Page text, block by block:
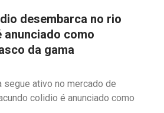
desembarca no rio
anunciado como
da gama
segue ativo no mercado de
colidio é anunciado como